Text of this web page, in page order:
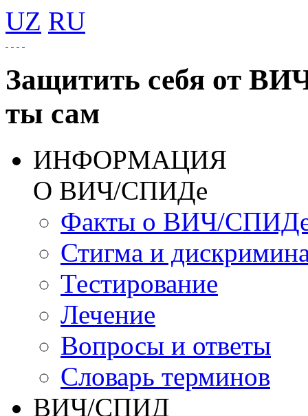
UZ RU
Защитить себя от
ты сам
ИНФОРМАЦИЯ
О ВИЧ/СПИДе
Факты о ВИЧ/
Стигма и
Тестирование
Лечение
Вопросы и ответы
Словарь терминов
ВИЧ/СПИД